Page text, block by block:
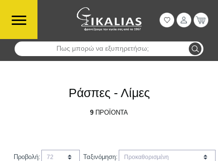
Πως μπορώ να εξυπηρετήσω;
Αναζήτηση
Ράσπες - Λίμες
9 ΠΡΟΪΌΝΤΑ
Προβολή: Ταξινόμηση: